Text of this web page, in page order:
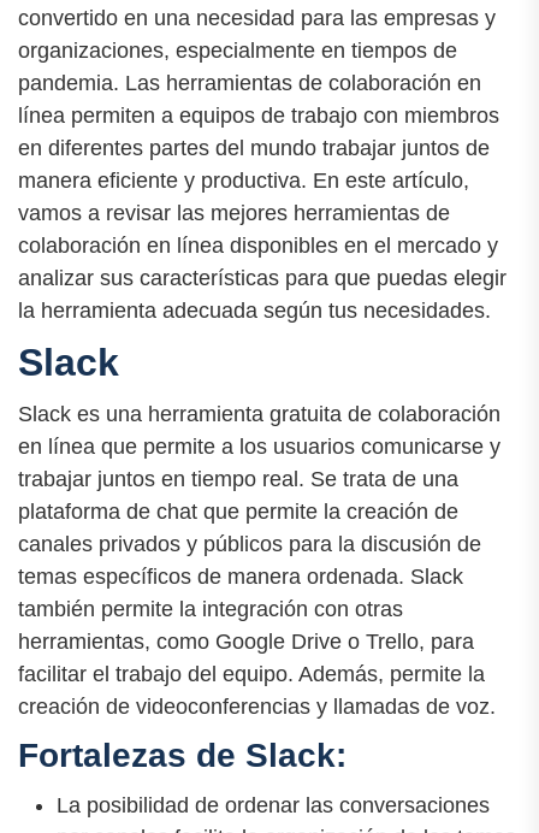
convertido en una necesidad para las empresas y
organizaciones, especialmente en tiempos de
pandemia. Las herramientas de colaboración en
línea permiten a equipos de trabajo con miembros
en diferentes partes del mundo trabajar juntos de
manera eficiente y productiva. En este artículo,
vamos a revisar las mejores herramientas de
colaboración en línea disponibles en el mercado y
analizar sus características para que puedas elegir
la herramienta adecuada según tus necesidades.
Slack
Slack es una herramienta gratuita de colaboración
en línea que permite a los usuarios comunicarse y
trabajar juntos en tiempo real. Se trata de una
plataforma de chat que permite la creación de
canales privados y públicos para la discusión de
temas específicos de manera ordenada. Slack
también permite la integración con otras
herramientas, como Google Drive o Trello, para
facilitar el trabajo del equipo. Además, permite la
creación de videoconferencias y llamadas de voz.
Fortalezas de Slack:
La posibilidad de ordenar las conversaciones